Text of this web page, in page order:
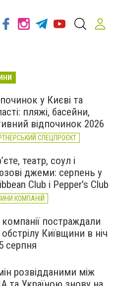
у Києві та
пляжі, басейни,
відпочинок 2026
СПЕЦПРОЄКТ
театр, соул і
джеми: серпень у
Club і Pepper's Club
КОМПАНІЙ
компанії постраждали
обстрілу Київщини в ніч
серпня
розвідданими між